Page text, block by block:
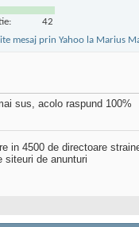
42
sus, acolo raspund 100%
in 4500 de directoare
siteuri de anunturi